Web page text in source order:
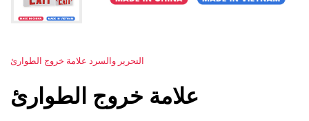
التحرير والسرد علامة خروج الطوارئ
علامة خروج الطوارئ